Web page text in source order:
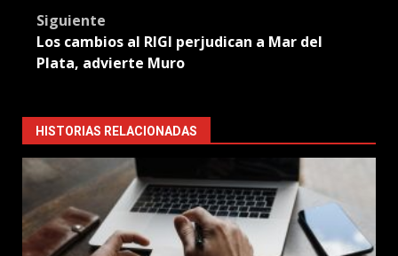
Siguiente
Los cambios al RIGI perjudican a Mar del
Plata, advierte Muro
HISTORIAS RELACIONADAS